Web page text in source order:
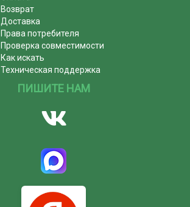
Возврат
Доставка
Права потребителя
Проверка совместимости
Как искать
Техническая поддержка
ПИШИТЕ НАМ